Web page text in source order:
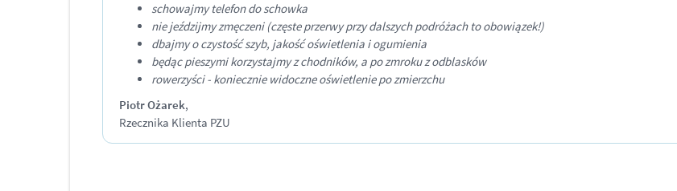
schowajmy telefon do schowka
nie jeździjmy zmęczeni (częste przerwy przy dalszych podróżach to obowiązek!)
dbajmy o czystość szyb, jakość oświetlenia i ogumienia
będąc pieszymi korzystajmy z chodników, a po zmroku z odblasków
rowerzyści - koniecznie widoczne oświetlenie po zmierzchu
Piotr Ożarek,
Rzecznika Klienta PZU